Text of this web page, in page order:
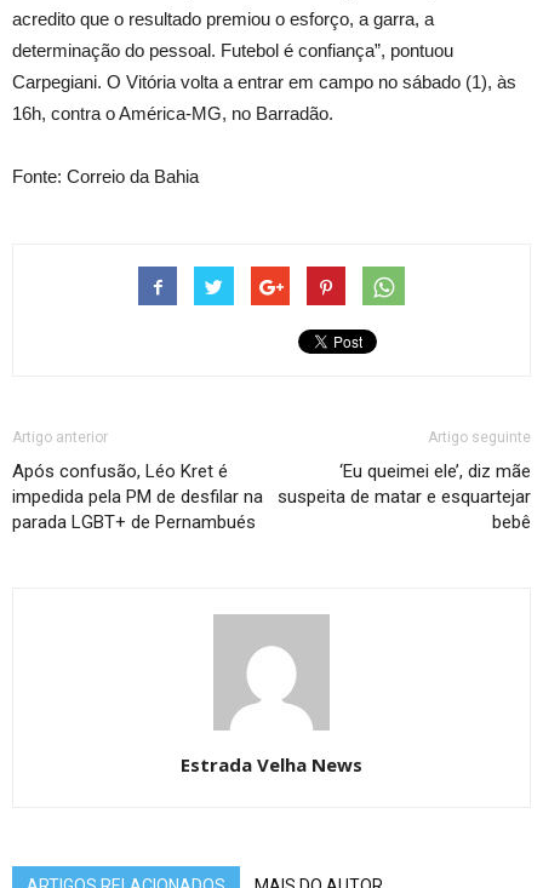
acredito que o resultado premiou o esforço, a garra, a
determinação do pessoal. Futebol é confiança”, pontuou
Carpegiani. O Vitória volta a entrar em campo no sábado (1), às
16h, contra o América-MG, no Barradão.
Fonte: Correio da Bahia
Artigo anterior
Após confusão, Léo Kret é
impedida pela PM de desfilar na
parada LGBT+ de Pernambués
Artigo seguinte
‘Eu queimei ele’, diz mãe
suspeita de matar e esquartejar
bebê
Estrada Velha News